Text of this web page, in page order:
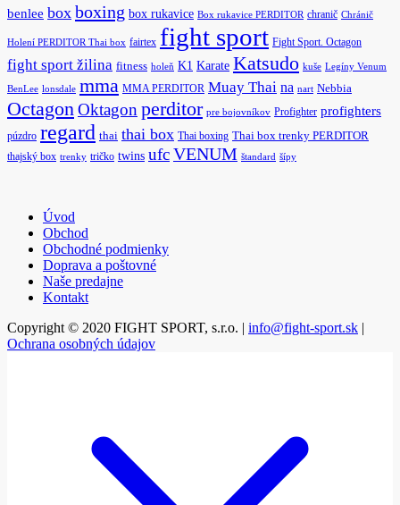
benlee box boxing box rukavice Box rukavice PERDITOR chranič Chránič
Holení PERDITOR Thai box fairtex fight sport Fight Sport. Octagon
fight sport žilina fitness holeň K1 Karate Katsudo kuše Legíny Venum
BenLee lonsdale mma MMA PERDITOR Muay Thai na nart Nebbia
Octagon Oktagon perditor pre bojovníkov Profighter profighters
púzdro regard thai thai box Thai boxing Thai box trenky PERDITOR
thajský box trenky tričko twins ufcVENUM štandard šípy
Úvod
Obchod
Obchodné podmienky
Doprava a poštovné
Naše predajne
Kontakt
Copyright © 2020 FIGHT SPORT, s.r.o. | info@fight-sport.sk |
Ochrana osobných údajov